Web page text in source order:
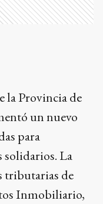
la Provincia de
un nuevo
para
solidarios. La
tributarias de
Inmobiliario,